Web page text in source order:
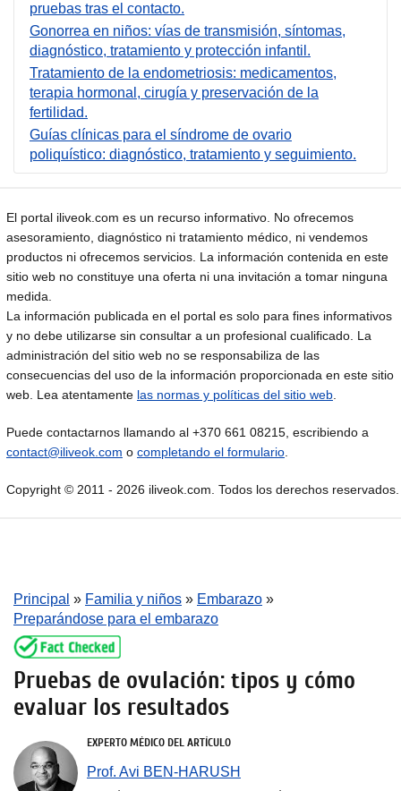
pruebas tras el contacto.
Gonorrea en niños: vías de transmisión, síntomas,
diagnóstico, tratamiento y protección infantil.
Tratamiento de la endometriosis: medicamentos,
terapia hormonal, cirugía y preservación de la
fertilidad.
Guías clínicas para el síndrome de ovario
poliquístico: diagnóstico, tratamiento y seguimiento.
El portal iliveok.com es un recurso informativo. No ofrecemos
asesoramiento, diagnóstico ni tratamiento médico, ni vendemos
productos ni ofrecemos servicios. La información contenida en este
sitio web no constituye una oferta ni una invitación a tomar ninguna
medida.
La información publicada en el portal es solo para fines informativos
y no debe utilizarse sin consultar a un profesional cualificado. La
administración del sitio web no se responsabiliza de las
consecuencias del uso de la información proporcionada en este sitio
web. Lea atentamente las normas y políticas del sitio web
Puede contactarnos llamando al +370 661 08215, escribiendo a
contact@iliveok.com o completando el formulario
Copyright © 2011 - 2026 iliveok.com. Todos los derechos reservados.
Principal » Familia y niños » Embarazo »
Preparándose para el embarazo
Pruebas de ovulación: tipos y cómo
evaluar los resultados
EXPERTO MÉDICO DEL ARTÍCULO
Prof. Avi BEN-HARUSH